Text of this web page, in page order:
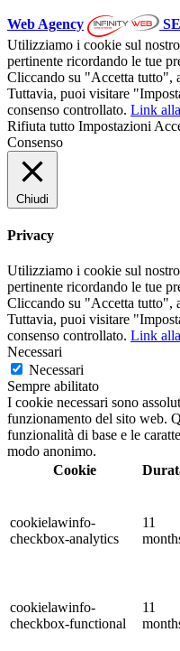
Web Agency
Utilizziamo i cookie sul
pertinente ricordando le tue
Cliccando su "Accetta tutto",
Tuttavia, puoi visitare
consenso controllato. Link
Rifiuta tutto Impostazioni
Consenso
Chiudi
Privacy
Utilizziamo i cookie sul
pertinente ricordando le tue
Cliccando su "Accetta tutto",
Tuttavia, puoi visitare
consenso controllato. Link
Necessari
Necessari
Sempre abilitato
I cookie necessari sono
funzionamento del sito web.
funzionalità di base e le
modo anonimo.
Cookie
cookielawinfo-
checkbox-analytics
11
cookielawinfo-
checkbox-functional
11